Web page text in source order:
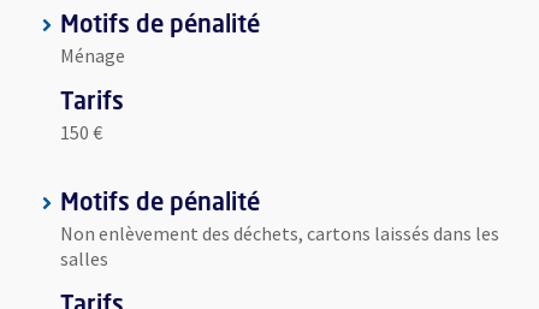
Motifs de pénalité
Ménage
Tarifs
150 €
Motifs de pénalité
Non enlèvement des déchets, cartons laissés dans les
salles